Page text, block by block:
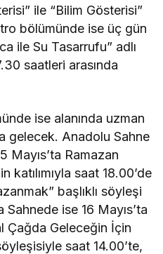
ile “Bilim Gösterisi”
bölümünde ise üç gün
ile Su Tasarrufu” adlı
saatleri arasında
ise alanında uzman
gelecek. Anadolu Sahne
Mayıs’ta Ramazan
katılımıyla saat 18.00’de
başlıklı söyleşi
ise 16 Mayıs’ta
Çağda Geleceğin İçin
saat 14.00’te,